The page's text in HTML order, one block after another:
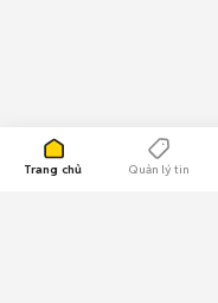
Trang chủ Quản lý tin